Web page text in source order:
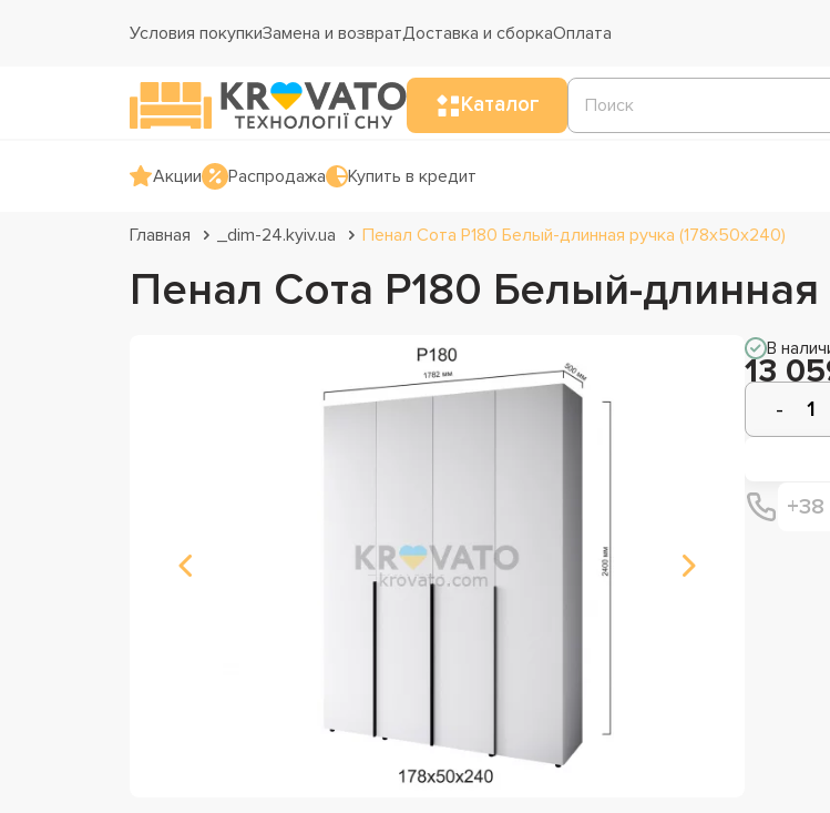
Условия покупкиЗамена и возвратДоставка и сборкаОплата
Каталог
Акции Распродажа Купить в кредит
Главная _dim-24.kyiv.ua Пенал Сота Р180 Белый-длинная ручка (178х50х240)
Пенал Сота Р180 Белый-длинная
В
13